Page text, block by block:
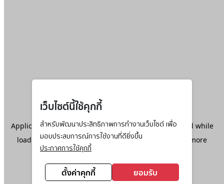
เว็บไซต์นี้ใช้คุกกี้
สำหรับพัฒนาประสิทธิภาพการทำงานเว็บไซต์ เพื่อ
มอบประสบการณ์การใช้งานที่ดียิ่งขึ้น
ประกาศการใช้คุกกี้
ตั้งค่าคุกกี้ ยอมรับ
Application error: aclient-side exception has occurred while
loadingwww.ktc.co.th(see the browser console
for more
information).